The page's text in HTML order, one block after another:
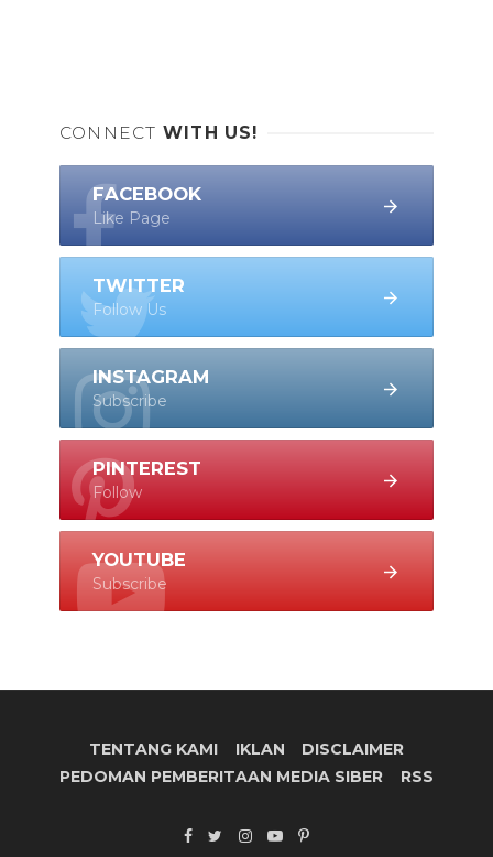
CONNECT WITH US!
FACEBOOK
Like Page
TWITTER
Follow Us
INSTAGRAM
Subscribe
PINTEREST
Follow
YOUTUBE
Subscribe
TENTANG KAMI IKLAN
DISCLAIMER
PEDOMAN PEMBERITAAN MEDIA SIBER
RSS